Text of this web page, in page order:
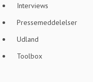
Interviews
Pressemeddelelser
Udland
Toolbox